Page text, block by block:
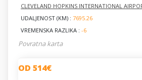
CLEVELAND HOPKINS INTERNATIONAL
UDALJENOST (KM) : 7695.26
VREMENSKA RAZLIKA : -6
Povratna karta
OD 514€